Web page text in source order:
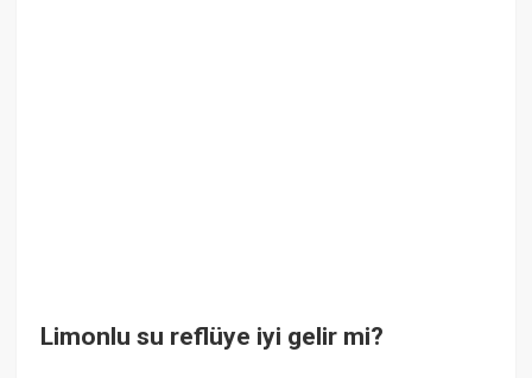
Limonlu su reflüye iyi gelir mi?